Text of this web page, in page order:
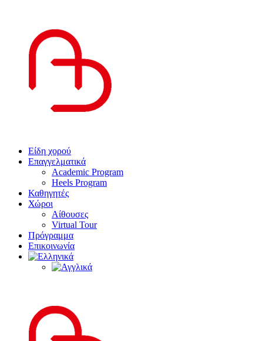
Είδη χορού
Επαγγελματικά
Academic Program
Heels Program
Καθηγητές
Χώροι
Αίθουσες
Virtual Tour
Πρόγραμμα
Επικοινωνία